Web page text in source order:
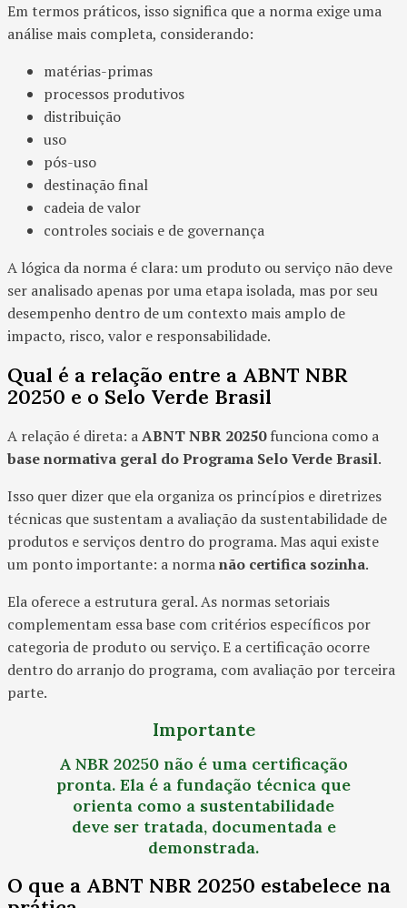
Em termos práticos, isso significa que a norma exige uma
análise mais completa, considerando:
matérias-primas
processos produtivos
distribuição
uso
pós-uso
destinação final
cadeia de valor
controles sociais e de governança
A lógica da norma é clara: um produto ou serviço não deve
ser analisado apenas por uma etapa isolada, mas por seu
desempenho dentro de um contexto mais amplo de
impacto, risco, valor e responsabilidade.
Qual é a relação entre a ABNT NBR
20250 e o Selo Verde Brasil
A relação é direta: aABNT NBR 20250funciona como a
base normativa geral do Programa Selo Verde Brasil.
Isso quer dizer que ela organiza os princípios e diretrizes
técnicas que sustentam a avaliação da sustentabilidade de
produtos e serviços dentro do programa. Mas aqui existe
um ponto importante: a normanão certifica sozinha.
Ela oferece a estrutura geral. As normas setoriais
complementam essa base com critérios específicos por
categoria de produto ou serviço. E a certificação ocorre
dentro do arranjo do programa, com avaliação por terceira
parte.
Importante
A NBR 20250 não é uma certificação
pronta. Ela é a fundação técnica que
orienta como a sustentabilidade
deve ser tratada, documentada e
demonstrada.
O que a ABNT NBR 20250 estabelece na